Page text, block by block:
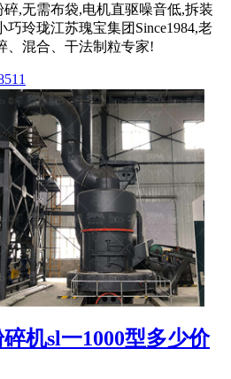
,无需布袋,电机直驱噪音低,拆装
玲珑江苏瑰宝集团Since1984,老
、混合、干法制粒专家!
机sl一1000型多少价